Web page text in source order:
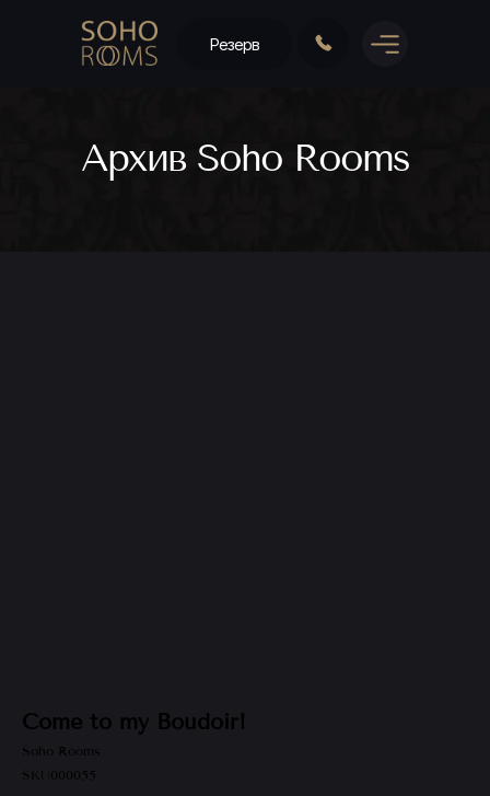
Резерв
Архив Soho Rooms
Come to my Boudoir!
Soho Rooms
SKU000055